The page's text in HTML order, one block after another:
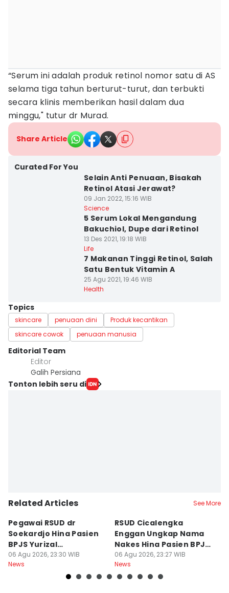
“Serum ini adalah produk retinol nomor satu di AS
selama tiga tahun berturut-turut, dan terbukti
secara klinis memberikan hasil dalam dua
minggu," tutur dr Murad.
Share Article
Curated For You
Selain Anti Penuaan, Bisakah
Retinol Atasi Jerawat?
09 Jan 2022, 15:16 WIB
Science
5 Serum Lokal Mengandung
Bakuchiol, Dupe dari Retinol
13 Des 2021, 19:18 WIB
Life
7 Makanan Tinggi Retinol, Salah
Satu Bentuk Vitamin A
25 Agu 2021, 19:46 WIB
Health
Topics
skincare penuaan dini
Produk kecantikan
skincare cowok
penuaan manusia
Editorial Team
Editor
Galih Persiana
Tonton lebih seru di
Related Articles See More
Pegawai RSUD dr
Soekardjo Hina Pasien
BPJS Yurizal
Mengundurkan Diri
06 Agu 2026, 23:30 WIB
News
RSUD Cicalengka
Enggan Ungkap Nama
Nakes Hina Pasien BPJS
Yurizal
06 Agu 2026, 23:27 WIB
News